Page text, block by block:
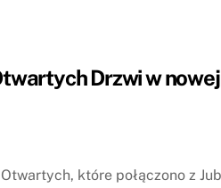
Drzwi w
które połączono z